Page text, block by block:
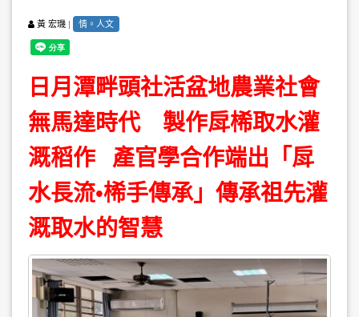
黃 宏璣 | 情。人文
日月潭畔頭社活盆地農業社會
無馬達時代 製作戽桸取水灌
溉稻作 產官學合作端出「戽
水長流•桸手傳承」傳承祖先灌
溉取水的智慧